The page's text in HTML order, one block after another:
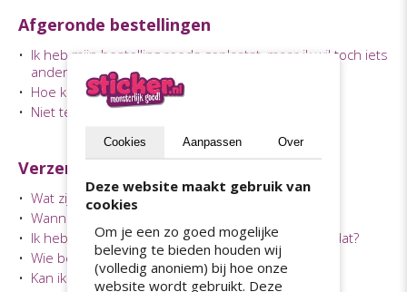
Afgeronde bestellingen
• Ik heb mijn bestelling reeds geplaatst, maar ik wil toch iets
anders. Kan dat?
• Hoe kan ik mijn stickers retourneren?
• Niet tevreden/reclameren?
Verzending en levering
• Wat zijn jullie levertijden?
• Wanneer worden mijn stickers geleverd?
• Ik heb mijn stickers nog niet ontvangen. Hoe kan dat?
• Wie bezorgt mijn stickers?
• Kan ik mijn stickers ook ophalen?
Cookies Aanpassen Over
Deze website maakt gebruik van
cookies
Om je een zo goed mogelijke
beleving te bieden houden wij
(volledig anoniem) bij hoe onze
website wordt gebruikt. Deze